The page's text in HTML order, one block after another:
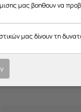
H
μας βοηθουν να
μας δίνουν τη